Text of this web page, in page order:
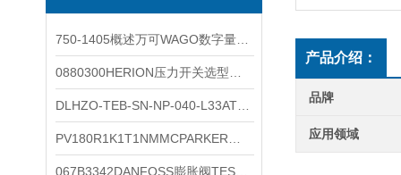
产品介绍：
品牌
应用领域